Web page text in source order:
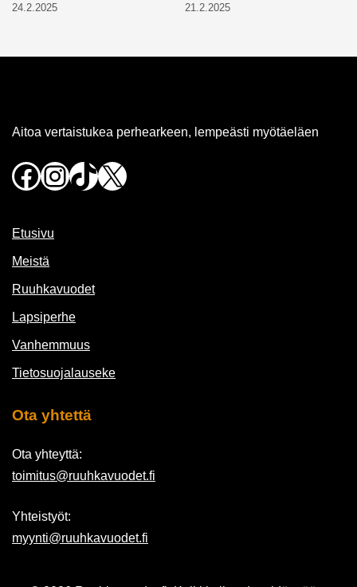
24.2.2025 21.2.2025
Aitoa vertaistukea perhearkeen, lempeästi myötäeläen
Facebook
Instagram
TikTok
X
Etusivu
Meistä
Ruuhkavuodet
Lapsiperhe
Vanhemmuus
Tietosuojalauseke
Ota yhtettä
Ota yhteyttä:
toimitus@ruuhkavuodet.fi
Yhteistyöt:
myynti@ruuhkavuodet.fi